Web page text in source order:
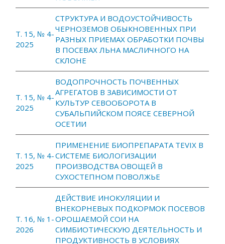
Т. 15, № 4-
2025
СТРУКТУРА И ВОДОУСТОЙЧИВОСТЬ
ЧЕРНОЗЕМОВ ОБЫКНОВЕННЫХ ПРИ
РАЗНЫХ ПРИЕМАХ ОБРАБОТКИ ПОЧВЫ
В ПОСЕВАХ ЛЬНА МАСЛИЧНОГО НА
СКЛОНЕ
Т. 15, № 4-
2025
ВОДОПРОЧНОСТЬ ПОЧВЕННЫХ
АГРЕГАТОВ В ЗАВИСИМОСТИ ОТ
КУЛЬТУР СЕВООБОРОТА В
СУБАЛЬПИЙСКОМ ПОЯСЕ СЕВЕРНОЙ
ОСЕТИИ
Т. 15, № 4-
2025
ПРИМЕНЕНИЕ БИОПРЕПАРАТА TEVIX В
СИСТЕМЕ БИОЛОГИЗАЦИИ
ПРОИЗВОДСТВА ОВОЩЕЙ В
СУХОСТЕПНОМ ПОВОЛЖЬЕ
Т. 16, № 1-
2026
ДЕЙСТВИЕ ИНОКУЛЯЦИИ И
ВНЕКОРНЕВЫХ ПОДКОРМОК ПОСЕВОВ
ОРОШАЕМОЙ СОИ НА
СИМБИОТИЧЕСКУЮ ДЕЯТЕЛЬНОСТЬ И
ПРОДУКТИВНОСТЬ В УСЛОВИЯХ